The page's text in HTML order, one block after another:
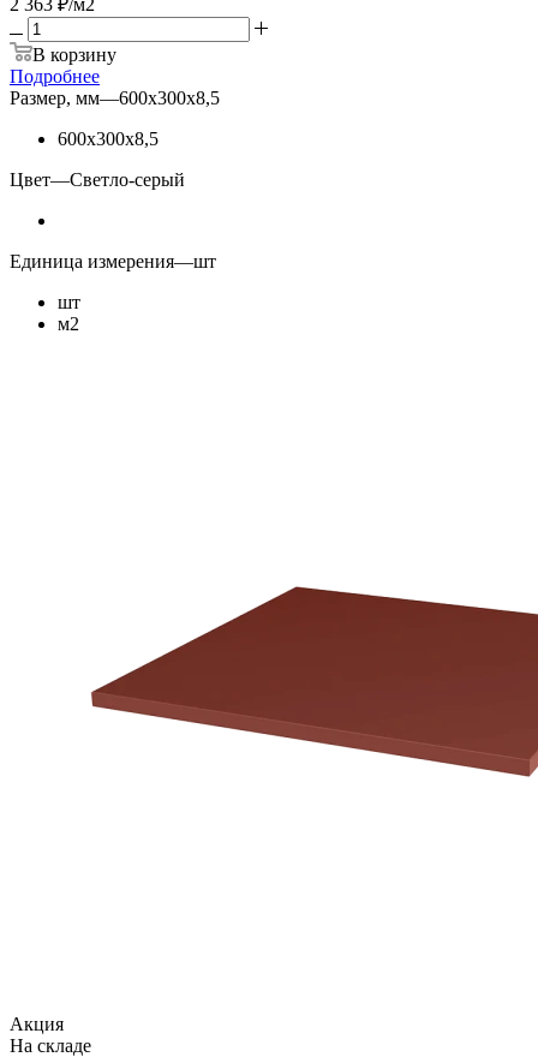
В корзину
Подробнее
Размер, мм—600х300х8,5
600х300х8,5
Цвет—Светло-серый
Единица измерения—шт
шт
м2
Акция
На складе